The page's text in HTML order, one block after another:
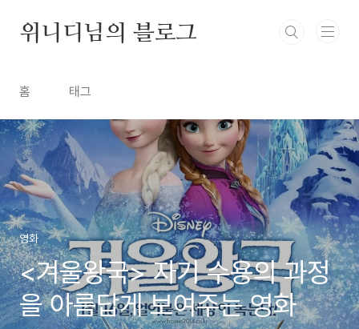
위니디님의 블로그
홈 태그
영화
<겨울왕국> 자기 수용의 과정
을 아름답게 보여주는 영화